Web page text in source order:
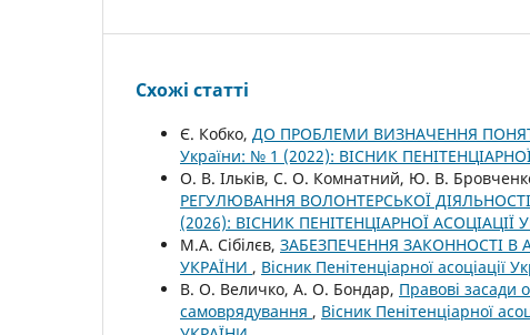
Схожі статті
Є. Кобко, ДО ПРОБЛЕМИ ВИЗНАЧЕННЯ
України: № 1 (2022): ВІСНИК
О. В. Ільків, С. О. Комнатний, Ю. В.
РЕГУЛЮВАННЯ ВОЛОНТЕРСЬКОЇ ДІЯЛЬНОСТІ
(2026): ВІСНИК ПЕНІТЕНЦІАРНОЇ АСОЦІАЦІЇ
М.А. Сібілєв, ЗАБЕЗПЕЧЕННЯ ЗАКОННОСТІ В
УКРАЇНИ , Вісник Пенітенціарної
В. О. Величко, А. О. Бондар, Правові засади
самоврядування , Вісник Пенітенціарної